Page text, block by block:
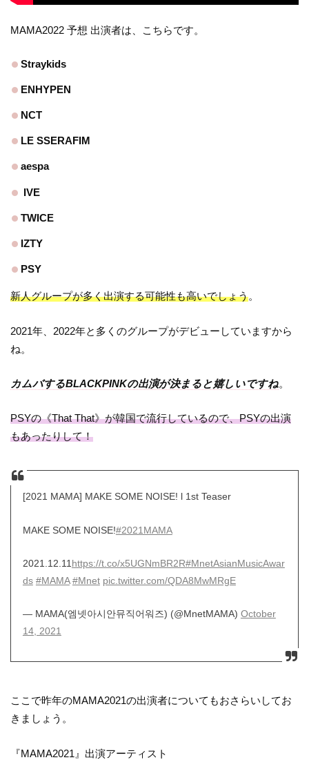
MAMA2022 予想 出演者は、こちらです。
Straykids
ENHYPEN
NCT
LE SSERAFIM
aespa
IVE
TWICE
IZTY
PSY
新人グループが多く出演する可能性も高いでしょう。
2021年、2022年と多くのグループがデビューしていますから
ね。
カムバするBLACKPINKの出演が決まると嬉しいですね。
PSYの《That That》が韓国で流行しているので、PSYの出演
もあったりして！
[2021 MAMA] MAKE SOME NOISE! l 1st Teaser
MAKE SOME NOISE!#2021MAMA
2021.12.11 https://t.co/x5UGNmBR2R#MnetAsianMusicAwar
ds #MAMA #Mnet pic.twitter.com/QDA8MwMRgE
— MAMA(엠넷아시안뮤직어워즈) (@MnetMAMA) October
14, 2021
ここで昨年のMAMA2021の出演者についてもおさらいしてお
きましょう。
『MAMA2021』出演アーティスト